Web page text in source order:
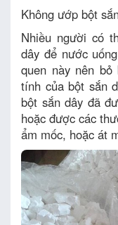
Không ướp bột
Nhiều người có
dây để nước
quen này nên
tính của bột sắn
bột sắn dây đã
hoặc được các
ẩm mốc, hoặc át